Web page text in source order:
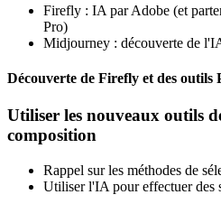
Firefly : IA par Adobe (et
Pro)
Midjourney : découverte de
Découverte de Firefly et des outils
Utiliser les nouveaux outils
composition
Rappel sur les méthodes de
Utiliser l'IA pour effectuer des